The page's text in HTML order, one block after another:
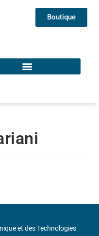
Boutique
et des Technologies